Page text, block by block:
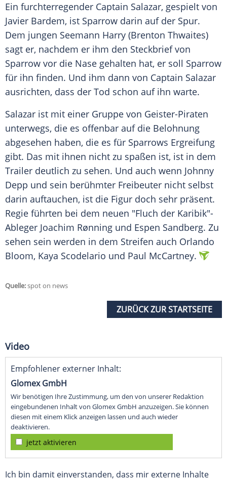
Ein furchterregender Captain Salazar, gespielt von
Javier Bardem, ist Sparrow darin auf der Spur.
Dem jungen Seemann Harry (Brenton Thwaites)
sagt er, nachdem er ihm den Steckbrief von
Sparrow vor die Nase gehalten hat, er soll Sparrow
für ihn finden. Und ihm dann von Captain Salazar
ausrichten, dass der Tod schon auf ihn warte.
Salazar ist mit einer Gruppe von Geister-Piraten
unterwegs, die es offenbar auf die Belohnung
abgesehen haben, die es für Sparrows Ergreifung
gibt. Das mit ihnen nicht zu spaßen ist, ist in dem
Trailer deutlich zu sehen. Und auch wenn Johnny
Depp und sein berühmter Freibeuter nicht selbst
darin auftauchen, ist die Figur doch sehr präsent.
Regie führten bei dem neuen "Fluch der Karibik"-
Ableger Joachim Rønning und Espen Sandberg. Zu
sehen sein werden in dem Streifen auch Orlando
Bloom, Kaya Scodelario und Paul McCartney.
Quelle:spot on news
ZURÜCK ZUR STARTSEITE
Video
Empfohlener externer Inhalt:
Glomex GmbH
Wir benötigen Ihre Zustimmung, um den von unserer Redaktion
eingebundenen Inhalt von Glomex GmbH anzuzeigen. Sie können
diesen mit einem Klick anzeigen lassen und auch wieder
deaktivieren.
jetzt aktivieren
Ich bin damit einverstanden, dass mir externe Inhalte